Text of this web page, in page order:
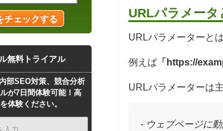
URLパラメータ
URLパラメーターと
例えば 「https://
URLパラメーターは
- ウェブページに
無料トライアル
部SEO対策、競合分析
が7日間体験可能！高
体験ください。